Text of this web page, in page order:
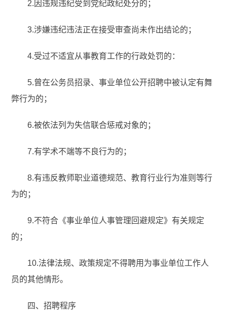
2.因违规违纪受到党纪政纪处分的；
3.涉嫌违纪违法正在接受审查尚未作出结论的；
4.受过不适宜从事教育工作的行政处罚的：
5.曾在公务员招录、事业单位公开招聘中被认定有舞
弊行为的；
6.被依法列为失信联合惩戒对象的；
7.有学术不端等不良行为的；
8.有违反教师职业道德规范、教育行业行为准则等行
为的；
9.不符合《事业单位人事管理回避规定》有关规定
的；
10.法律法规、政策规定不得聘用为事业单位工作人
员的其他情形。
四、招聘程序